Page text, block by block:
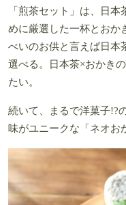
「煎茶セット」は、日
めに厳選した一杯とおか
べいのお供と言えば日本
選べる。日本茶×おかき
たい。
続いて、まるで洋菓子!?
味がユニークな「ネオお